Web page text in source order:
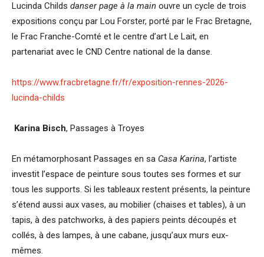
Lucinda Childs danser page à la main ouvre un cycle de trois
expositions conçu par Lou Forster, porté par le Frac Bretagne,
le Frac Franche-Comté et le centre d’art Le Lait, en
partenariat avec le CND Centre national de la danse.
https://www.fracbretagne.fr/fr/exposition-rennes-2026-
lucinda-childs
Karina Bisch, Passages à Troyes
En métamorphosant Passages en sa Casa Karina, l’artiste
investit l’espace de peinture sous toutes ses formes et sur
tous les supports. Si les tableaux restent présents, la peinture
s’étend aussi aux vases, au mobilier (chaises et tables), à un
tapis, à des patchworks, à des papiers peints découpés et
collés, à des lampes, à une cabane, jusqu’aux murs eux-
mêmes.